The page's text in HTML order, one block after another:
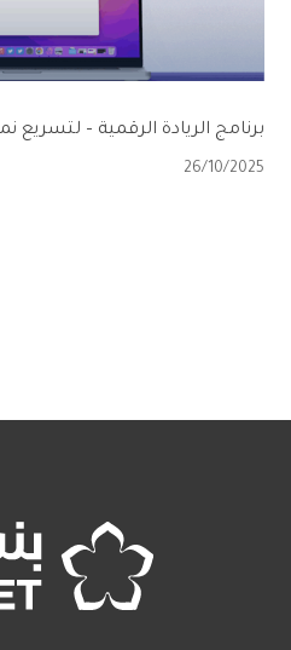
برنامج الريادة الرقمية – لتسريع
26/10/2025